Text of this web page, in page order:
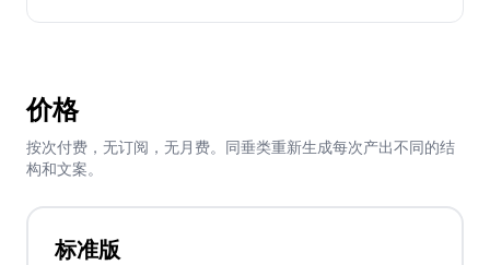
价格
按次付费，无订阅，无月费。同垂类重新生成每次产出不同的结
构和文案。
标准版